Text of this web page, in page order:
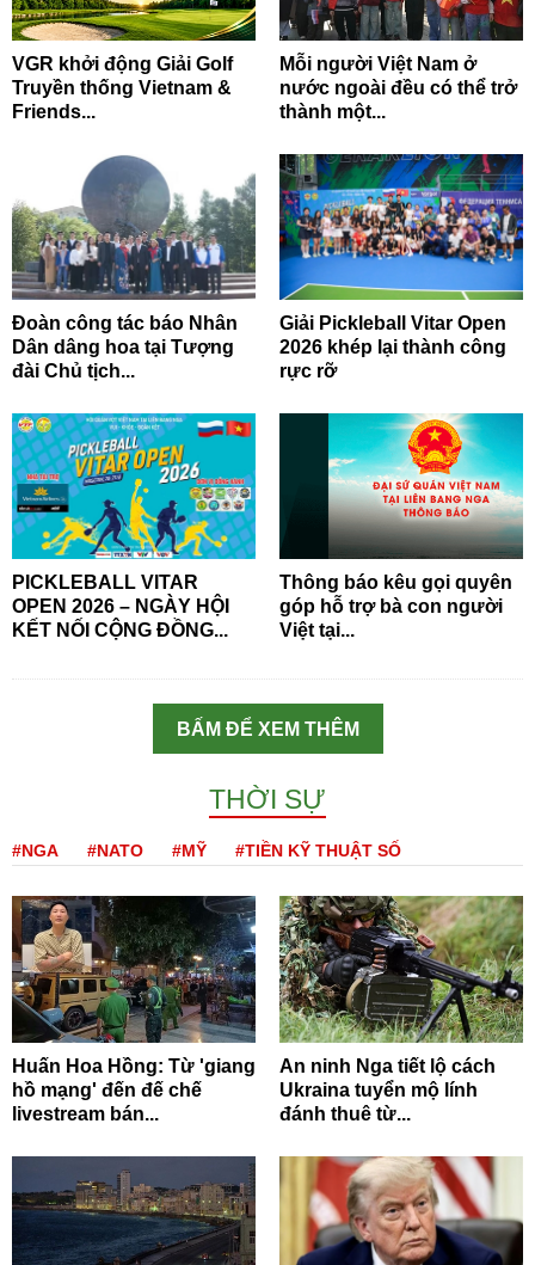
VGR khởi động Giải Golf
Truyền thống Vietnam &
Friends...
Mỗi người Việt Nam ở
nước ngoài đều có thể trở
thành một...
Đoàn công tác báo Nhân
Dân dâng hoa tại Tượng
đài Chủ tịch...
Giải Pickleball Vitar Open
2026 khép lại thành công
rực rỡ
PICKLEBALL VITAR
OPEN 2026 – NGÀY HỘI
KẾT NỐI CỘNG ĐỒNG...
Thông báo kêu gọi quyên
góp hỗ trợ bà con người
Việt tại...
BẤM ĐỂ XEM THÊM
THỜI SỰ
#NGA #NATO #MỸ #TIỀN KỸ THUẬT SỐ
Huấn Hoa Hồng: Từ 'giang
hồ mạng' đến đế chế
livestream bán...
An ninh Nga tiết lộ cách
Ukraina tuyển mộ lính
đánh thuê từ...